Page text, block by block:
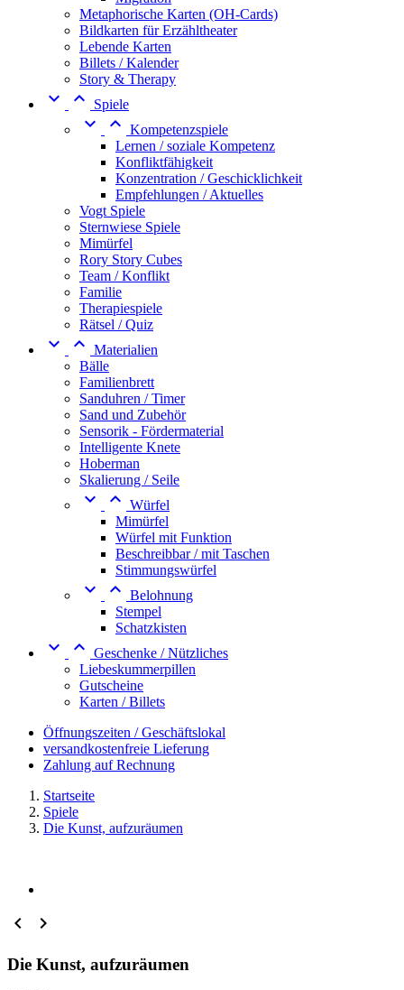
Metaphorische Karten (OH-Cards)
Bildkarten für Erzähltheater
Lebende Karten
Billets / Kalender
Story & Therapy
  Spiele
  Kompetenzspiele
Lernen / soziale Kompetenz
Konfliktfähigkeit
Konzentration / Geschicklichkeit
Empfehlungen / Aktuelles
Vogt Spiele
Sternwiese Spiele
Mimürfel
Rory Story Cubes
Team / Konflikt
Familie
Therapiespiele
Rätsel / Quiz
  Materialien
Bälle
Familienbrett
Sanduhren / Timer
Sand und Zubehör
Sensorik - Fördermaterial
Intelligente Knete
Hoberman
Skalierung / Seile
  Würfel
Mimürfel
Würfel mit Funktion
Beschreibbar / mit Taschen
Stimmungswürfel
  Belohnung
Stempel
Schatzkisten
  Geschenke / Nützliches
Liebeskummerpillen
Gutscheine
Karten / Billets
Öffnungszeiten / Geschäftslokal
versandkostenfreie Lieferung
Zahlung auf Rechnung
Startseite
Spiele
Die Kunst, aufzuräumen
 
Die Kunst, aufzuräumen